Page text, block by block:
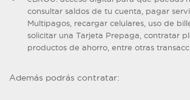
consultar saldos de tu cuenta, pagar
Multipagos, recargar celulares, uso de
solicitar una Tarjeta Prepaga, contratar
productos de ahorro, entre otras
Además podrás contratar: